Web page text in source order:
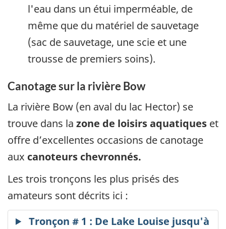
l'eau dans un étui imperméable, de
même que du matériel de sauvetage
(sac de sauvetage, une scie et une
trousse de premiers soins).
Canotage sur la rivière Bow
La rivière Bow (en aval du lac Hector) se
trouve dans la zone de loisirs aquatiques et
offre d’excellentes occasions de canotage
aux canoteurs chevronnés.
Les trois tronçons les plus prisés des
amateurs sont décrits ici :